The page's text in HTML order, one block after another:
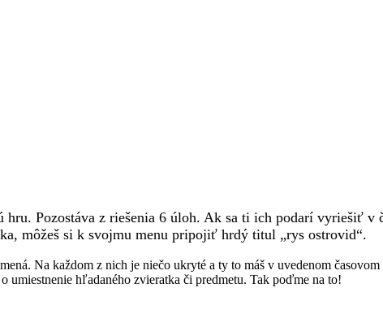
Pozostáva z riešenia 6 úloh. Ak sa ti ich podarí vyriešiť
môžeš si k svojmu menu pripojiť hrdý titul „rys ostrovid“.
Na každom z nich je niečo ukryté a ty to máš v uvedenom
umiestnenie hľadaného zvieratka či predmetu. Tak poďme na to!